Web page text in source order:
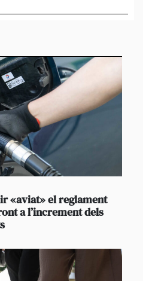
«aviat» el reglament
a l’increment dels